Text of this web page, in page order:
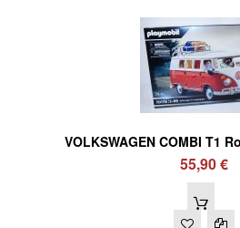
VOLKSWAGEN COMBI T1
55,90 €